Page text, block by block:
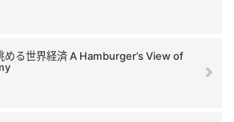
める世界経済 A Hamburger’s View of